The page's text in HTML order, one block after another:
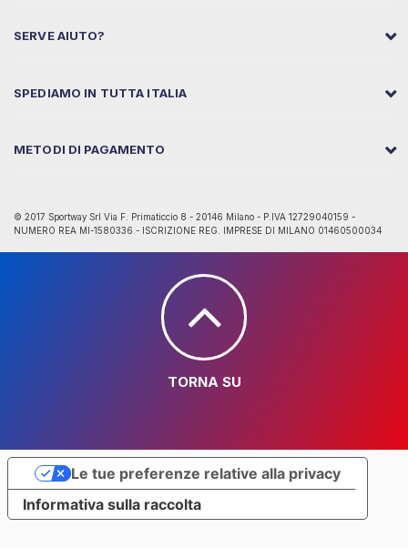
SERVE AIUTO?
SPEDIAMO IN TUTTA ITALIA
METODI DI PAGAMENTO
© 2017 Sportway Srl Via F. Primaticcio 8 - 20146 Milano - P.IVA 12729040159 -
NUMERO REA MI-1580336 - ISCRIZIONE REG. IMPRESE DI MILANO 01460500034
TORNA SU
Informativa sulla raccolta
Le tue preferenze relative alla privacy